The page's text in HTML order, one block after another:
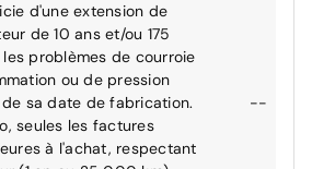
d'une extension de
de 10 ans et/ou 175
problèmes de courroie
ou de pression
sa date de fabrication.
seules les factures
à l'achat, respectant
--